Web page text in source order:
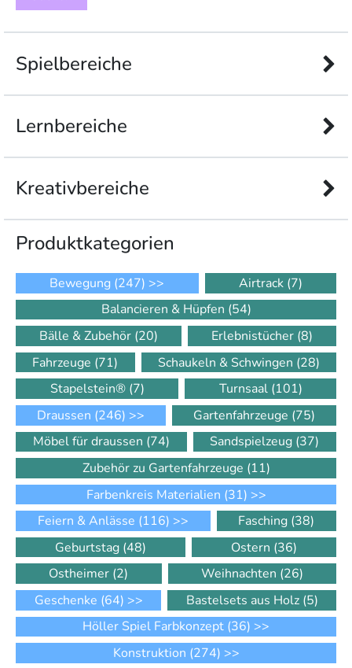
Spielbereiche
Lernbereiche
Kreativbereiche
Produkt­kategorien
Bewegung (247) >> Airtrack (7)
Balancieren & Hüpfen (54)
Bälle & Zubehör (20) Erlebnistücher (8)
Fahrzeuge (71) Schaukeln & Schwingen (28)
Stapelstein® (7) Turnsaal (101)
Draussen (246) >> Gartenfahrzeuge (75)
Möbel für draussen (74) Sandspielzeug (37)
Zubehör zu Gartenfahrzeuge (11)
Farbenkreis Materialien (31) >>
Feiern & Anlässe (116) >> Fasching (38)
Geburtstag (48) Ostern (36)
Ostheimer (2) Weihnachten (26)
Geschenke (64) >> Bastelsets aus Holz (5)
Höller Spiel Farbkonzept (36) >>
Konstruktion (274) >>